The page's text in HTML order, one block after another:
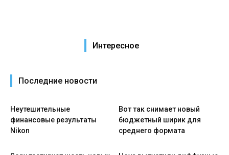
Интересное
Последние новости
Неутешительные
финансовые результаты
Nikon
Вот так снимает новый
бюджетный ширик для
среднего формата